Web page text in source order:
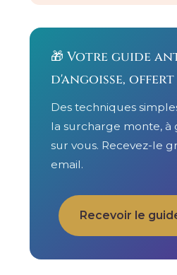
🎁 Votre guide
d'angoisse, offert
Des techniques
la surcharge monte,
sur vous. Recevez-le
email.
Recevoir le